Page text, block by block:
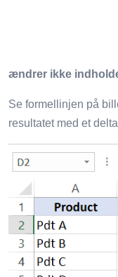
ændrer ikke
Se formellinjen på
resultatet med et